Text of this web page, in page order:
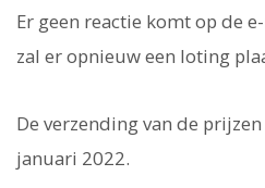
Er geen reactie komt op de
zal er opnieuw een loting
De verzending van de
januari 2022.